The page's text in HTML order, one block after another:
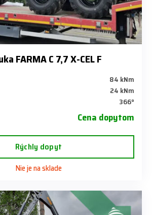
FARMA C 7,7 X-CEL F
84 kNm
24 kNm
366°
Cena dopytom
Rýchly dopyt
Nie je na sklade